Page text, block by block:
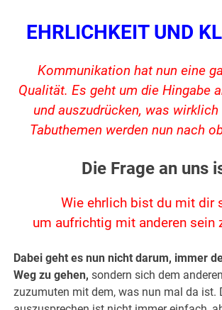
EHRLICHKEIT UND
Kommunikation hat nun eine
Qualität. Es geht um die Hingabe
und auszudrücken, was
Tabuthemen werden nun nach
Die Frage an uns
Wie ehrlich bist du mit dir
um aufrichtig mit anderen sein
Dabei geht es nun nicht darum, immer
Weg zu gehen, sondern sich dem
zuzumuten mit dem, was nun mal da ist.